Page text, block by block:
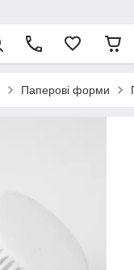
Паперові форми